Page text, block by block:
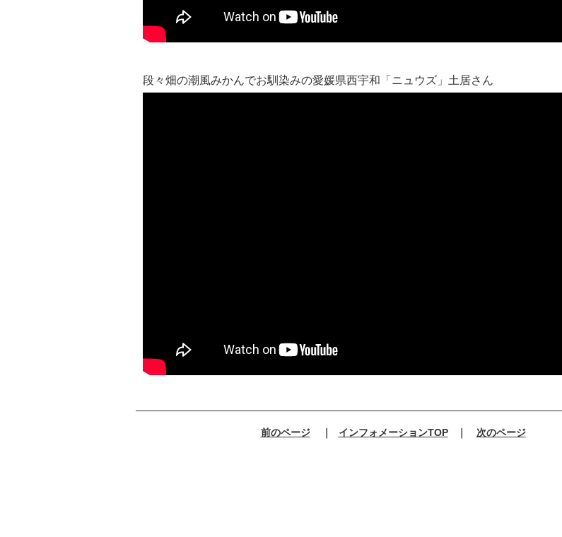
段々畑の潮風みかんでお馴染みの愛媛県西宇和「ニュウズ」 土居さん
前のページ インフォメーションTOP 次のページ